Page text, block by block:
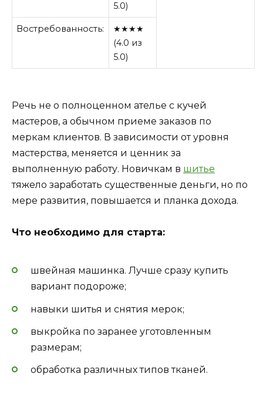
5.0)
Востребованность:
★★★★
(4.0 из
5.0)
Речь не о полноценном ателье с кучей
мастеров, а обычном приеме заказов по
меркам клиентов. В зависимости от уровня
мастерства, меняется и ценник за
выполненную работу. Новичкам в шитье
тяжело заработать существенные деньги, но по
мере развития, повышается и планка дохода.
Что необходимо для старта:
швейная машинка. Лучше сразу купить
вариант подороже;
навыки шитья и снятия мерок;
выкройка по заранее уготовленным
размерам;
обработка различных типов тканей.